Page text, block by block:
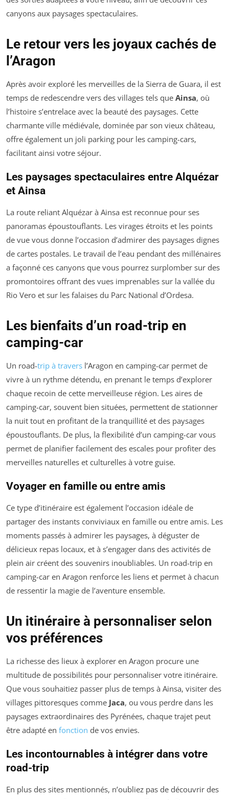
canyons aux paysages spectaculaires.
Le retour vers les joyaux cachés de
l’Aragon
Après avoir exploré les merveilles de la Sierra de Guara, il est
temps de redescendre vers des villages tels que Ainsa, où
l’histoire s’entrelace avec la beauté des paysages. Cette
charmante ville médiévale, dominée par son vieux château,
offre également un joli parking pour les camping-cars,
facilitant ainsi votre séjour.
Les paysages spectaculaires entre Alquézar
et Ainsa
La route reliant Alquézar à Ainsa est reconnue pour ses
panoramas époustouflants. Les virages étroits et les points
de vue vous donne l’occasion d’admirer des paysages dignes
de cartes postales. Le travail de l’eau pendant des millénaires
a façonné ces canyons que vous pourrez surplomber sur des
promontoires offrant des vues imprenables sur la vallée du
Rio Vero et sur les falaises du Parc National d’Ordesa.
Les bienfaits d’un road-trip en
camping-car
Un road-trip à travers l’Aragon en camping-car permet de
vivre à un rythme détendu, en prenant le temps d’explorer
chaque recoin de cette merveilleuse région. Les aires de
camping-car, souvent bien situées, permettent de stationner
la nuit tout en profitant de la tranquillité et des paysages
époustouflants. De plus, la flexibilité d’un camping-car vous
permet de planifier facilement des escales pour profiter des
merveilles naturelles et culturelles à votre guise.
Voyager en famille ou entre amis
Ce type d’itinéraire est également l’occasion idéale de
partager des instants conviviaux en famille ou entre amis. Les
moments passés à admirer les paysages, à déguster de
délicieux repas locaux, et à s’engager dans des activités de
plein air créent des souvenirs inoubliables. Un road-trip en
camping-car en Aragon renforce les liens et permet à chacun
de ressentir la magie de l’aventure ensemble.
Un itinéraire à personnaliser selon
vos préférences
La richesse des lieux à explorer en Aragon procure une
multitude de possibilités pour personnaliser votre itinéraire.
Que vous souhaitiez passer plus de temps à Ainsa, visiter des
villages pittoresques comme Jaca, ou vous perdre dans les
paysages extraordinaires des Pyrénées, chaque trajet peut
être adapté en fonction de vos envies.
Les incontournables à intégrer dans votre
road-trip
En plus des sites mentionnés, n’oubliez pas de découvrir des